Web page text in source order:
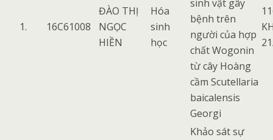
1. 16C61008
ĐÀO THỊ
NGỌC
HIỀN
Hóa
sinh
học
sinh vật gây
bệnh trên
người của hợp
chất Wogonin
từ cây Hoàng
cầm Scutellaria
baicalensis
Georgi
Khảo sát sự